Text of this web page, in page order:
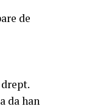
de
da han